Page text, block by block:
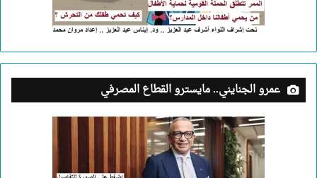
عمرو الجنايني.. مايسترو القطاع المصرفي